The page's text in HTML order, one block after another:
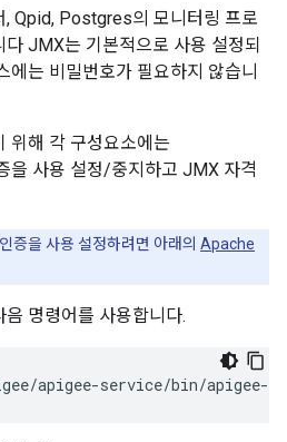
, Qpid, Postgres의 모니터링 프로
JMX는 기본적으로 사용 설정되
는 비밀번호가 필요하지 않습니
위해 각 구성요소에는
을 사용 설정/중지하고 JMX 자격
증을 사용 설정하려면 아래의 Apache
명령어를 사용합니다.
apigee-service/bin/apigee-